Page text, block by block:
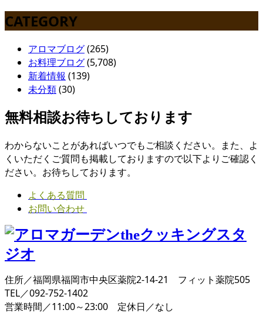
CATEGORY
アロマブログ(265)
お料理ブログ(5,708)
新着情報 (139)
未分類(30)
無料相談お待ちしております
わからないことがあればいつでもご相談ください。また、よ
くいただくご質問も掲載しておりますので以下よりご確認く
ださい。お待ちしております。
よくある質問
お問い合わせ
住所／福岡県福岡市中央区薬院2-14-21 フィット薬院505
TEL／092-752-1402
営業時間／11:00～23:00 定休日／なし